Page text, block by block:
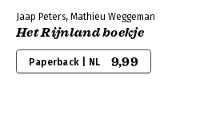
Jaap Peters, Mathieu Weggeman
Het Rijnland boekje
Paperback | NL 9,99